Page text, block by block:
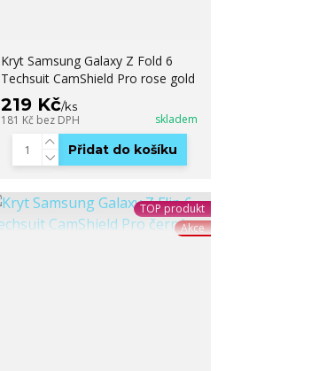
Kryt Samsung Galaxy Z Fold 6
Techsuit CamShield Pro rose gold
219 Kč/ks
181 Kč bez DPH skladem
Přidat do košíku
TOP produkt
Akce